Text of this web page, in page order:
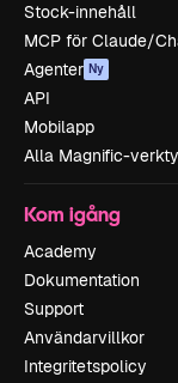
Stock-innehåll
MCP för Claude/
Agenter Ny
API
Mobilapp
Alla Magnific-
Kom igång
Academy
Dokumentation
Support
Användarvillkor
Integritetspolicy